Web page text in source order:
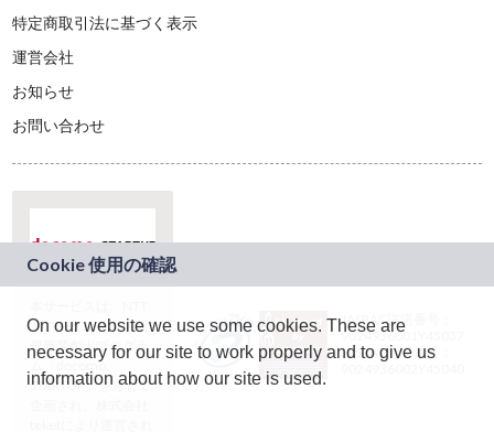
特定商取引法に基づく表示
運営会社
お知らせ
お問い合わせ
ドコモグループの新
規事業創出プログラ
ム「docomo
STARTUP」を通じて
JASRAC許諾番号：
9024936001Y45037
JASRAC許諾番号：
On our website we use some cookies. These are
necessary for our site to work properly and to give us
information about how our site is used.